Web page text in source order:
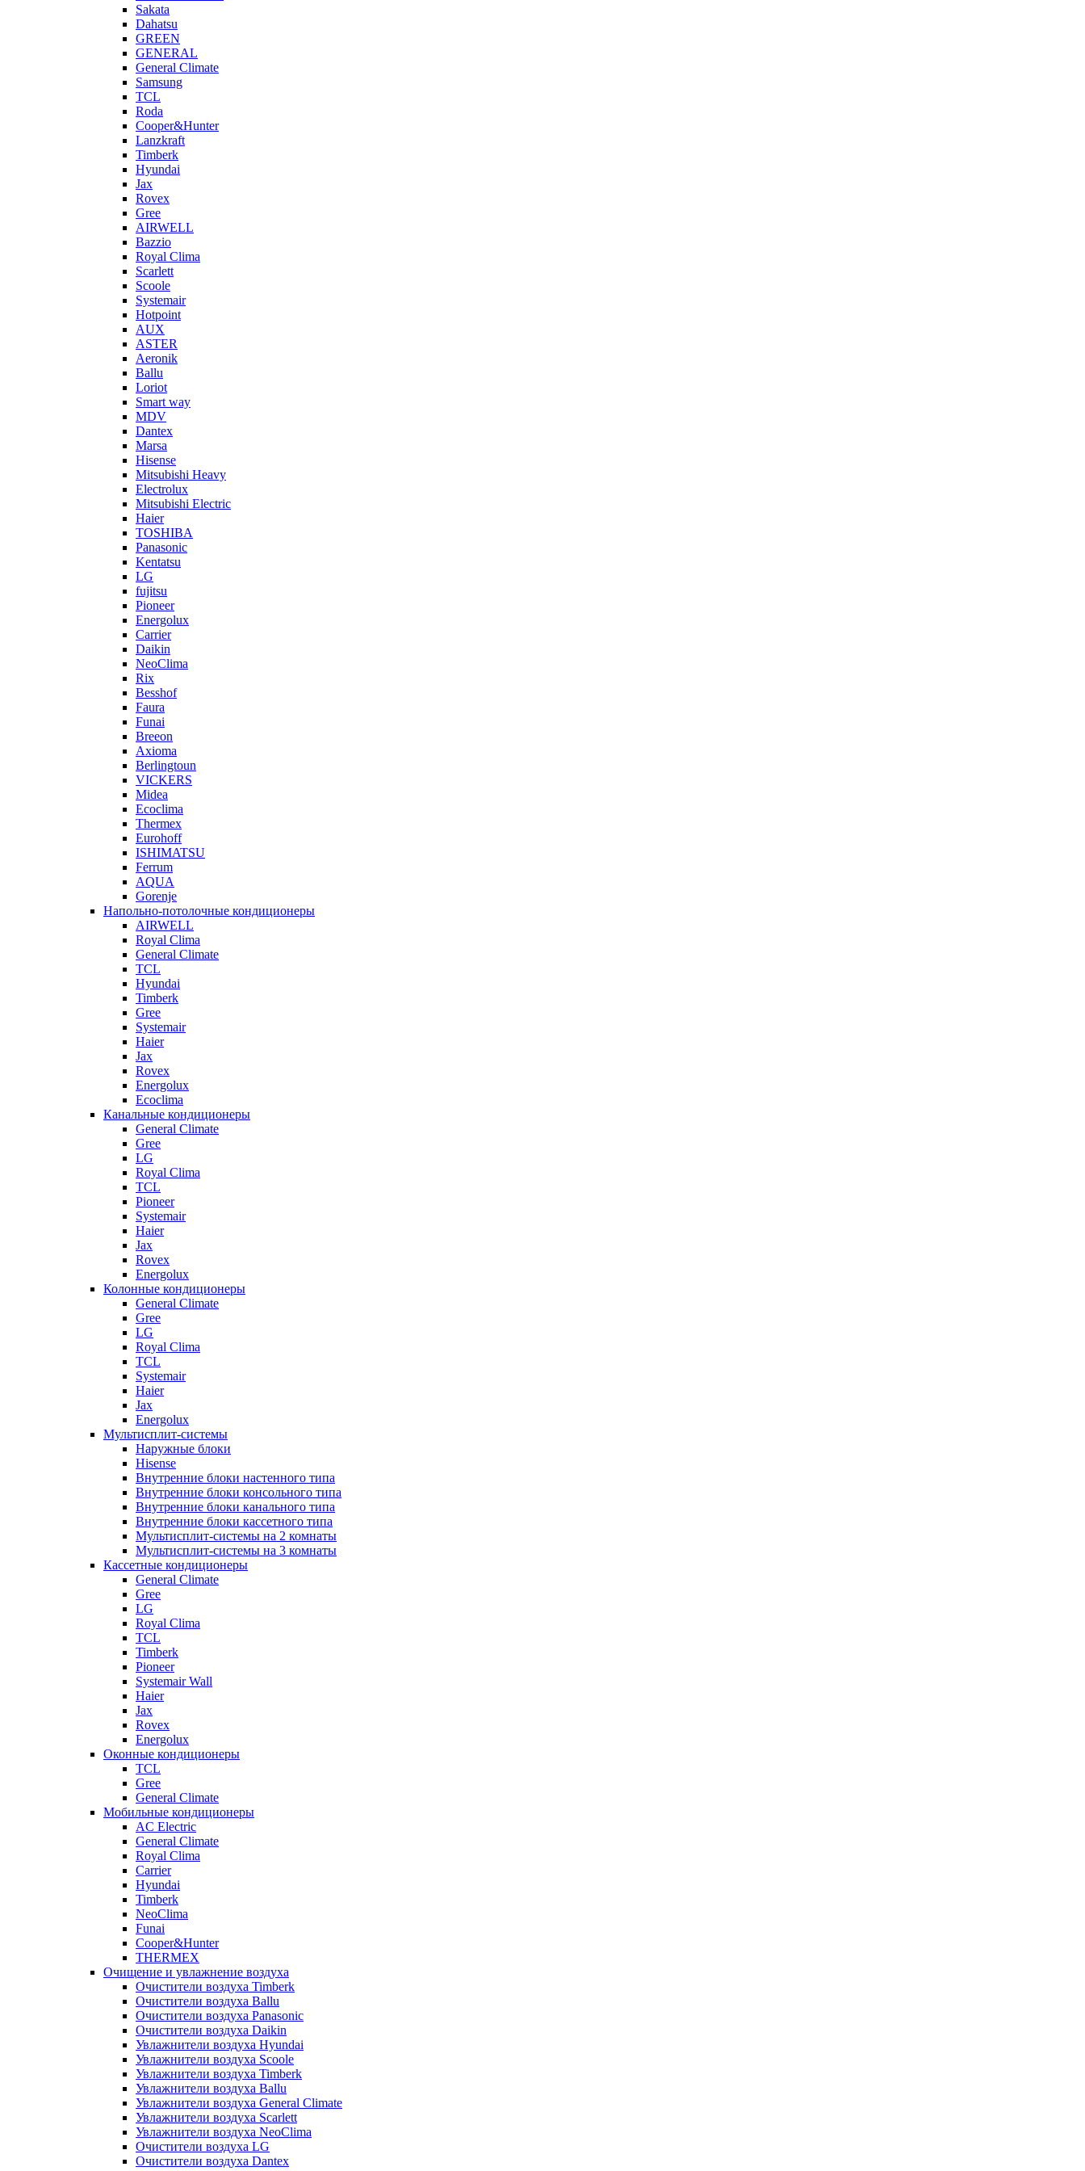
Sakata
Dahatsu
GREEN
GENERAL
General Climate
Samsung
TCL
Roda
Cooper&Hunter
Lanzkraft
Timberk
Hyundai
Jax
Rovex
Gree
AIRWELL
Bazzio
Royal Clima
Scarlett
Scoole
Systemair
Hotpoint
AUX
ASTER
Aeronik
Ballu
Loriot
Smart way
MDV
Dantex
Marsa
Hisense
Mitsubishi Heavy
Electrolux
Mitsubishi Electric
Haier
TOSHIBA
Panasonic
Kentatsu
LG
fujitsu
Pioneer
Energolux
Carrier
Daikin
NeoClima
Rix
Besshof
Faura
Funai
Breeon
Axioma
Berlingtoun
VICKERS
Midea
Ecoclima
Thermex
Eurohoff
ISHIMATSU
Ferrum
AQUA
Gorenje
Напольно-потолочные кондиционеры
AIRWELL
Royal Clima
General Climate
TCL
Hyundai
Timberk
Gree
Systemair
Haier
Jax
Rovex
Energolux
Ecoclima
Канальные кондиционеры
General Climate
Gree
LG
Royal Clima
TCL
Pioneer
Systemair
Haier
Jax
Rovex
Energolux
Колонные кондиционеры
General Climate
Gree
LG
Royal Clima
TCL
Systemair
Haier
Jax
Energolux
Мультисплит-системы
Наружные блоки
Hisense
Внутренние блоки настенного типа
Внутренние блоки консольного типа
Внутренние блоки канального типа
Внутренние блоки кассетного типа
Мультисплит-системы на 2 комнаты
Мультисплит-системы на 3 комнаты
Кассетные кондиционеры
General Climate
Gree
LG
Royal Clima
TCL
Timberk
Pioneer
Systemair Wall
Haier
Jax
Rovex
Energolux
Оконные кондиционеры
TCL
Gree
General Climate
Мобильные кондиционеры
AC Electric
General Climate
Royal Clima
Carrier
Hyundai
Timberk
NeoClima
Funai
Cooper&Hunter
THERMEX
Очищение и увлажнение воздуха
Очистители воздуха Timberk
Очистители воздуха Ballu
Очистители воздуха Panasonic
Очистители воздуха Daikin
Увлажнители воздуха Hyundai
Увлажнители воздуха Scoole
Увлажнители воздуха Timberk
Увлажнители воздуха Ballu
Увлажнители воздуха General Climate
Увлажнители воздуха Scarlett
Увлажнители воздуха NeoClima
Очистители воздуха LG
Очистители воздуха Dantex